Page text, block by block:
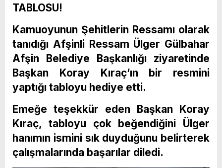
TABLOSU!
Kamuoyunun Şehitlerin Ressamı olarak
tanıdığı Afşinli Ressam Ülger Gülbahar
Afşin Belediye Başkanlığı ziyaretinde
Başkan Koray Kıraç’ın bir resmini
yaptığı tabloyu hediye etti.
Emeğe teşekkür eden Başkan Koray
Kıraç, tabloyu çok beğendiğini Ülger
hanımın ismini sık duyduğunu belirterek
çalışmalarında başarılar diledi.